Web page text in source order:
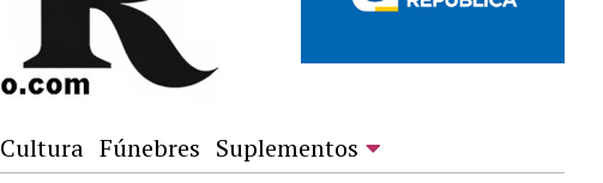
Cultura Fúnebres Suplementos